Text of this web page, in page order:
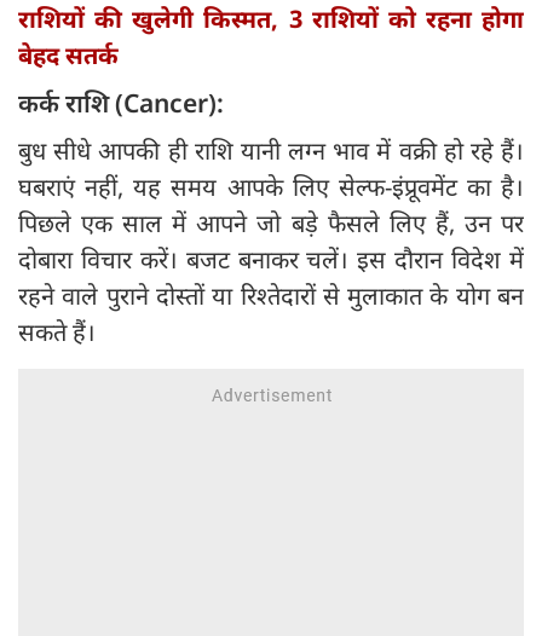
राशियों की खुलेगी किस्मत, 3 राशियों को रहना होगा
बेहद सतर्क
कर्क राशि (Cancer):
बुध सीधे आपकी ही राशि यानी लग्न भाव में वक्री हो रहे हैं।
घबराएं नहीं, यह समय आपके लिए सेल्फ-इंप्रूवमेंट का है।
पिछले एक साल में आपने जो बड़े फैसले लिए हैं, उन पर
दोबारा विचार करें। बजट बनाकर चलें। इस दौरान विदेश में
रहने वाले पुराने दोस्तों या रिश्तेदारों से मुलाकात के योग बन
सकते हैं।